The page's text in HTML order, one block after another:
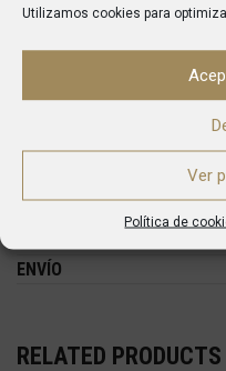
Utilizamos cookies para
Ver
Política de
DESCRIPTION
Elegante, de líneas limpias y
diseño de Meeting ®.
Esta versión de acero
madera de roble de Borgoña.
Materiales atemporales y
mezclar estética y
ENVÍO
RELATED PRODUCTS